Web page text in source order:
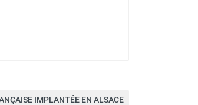
IMPLANTÉE EN ALSACE